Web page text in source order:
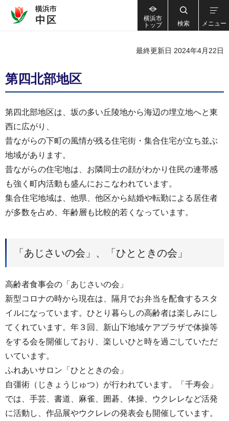
横浜市
トップ
検索 メニュー
最終更新日 2024年4月22日
第四北部地区
第四北部地区は、坂の多い丘陵地から海辺の埋立地へと東
西に広がり、
昔ながらの下町の風情が残る住宅街・集合住宅が立ち並ぶ
地域があります。
昔ながらの住宅地は、お隣同士の顔がわかり住民の連帯感
も強く町内活動も盛んにおこなわれています。
集合住宅地域は、他県、他区から結婚や転勤による居住者
が多数を占め、年齢層も比較的若くなっています。
「あじさいの会」、「ひとときの会」
高齢者食事会の「あじさいの会」
新型コロナの時から現在は、隔月でお弁当を配食するスタ
イルになっています。ひとり暮らしの高齢者は楽しみにし
てくれています。年３回、新山下地域ケアプラザで体操等
をする会を開催しており、楽しいひと時を過ごしていただ
いています。
ふれあいサロン「ひとときの会」
自彊術（じきょうじゅつ）が行われています。「千寿会」
では、手芸、書道、麻雀、囲碁、体操、ウクレレなど活発
に活動し、作品展やウクレレの発表会も開催しています。